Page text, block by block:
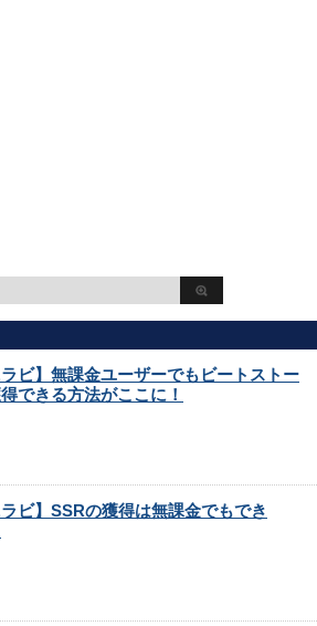
ラビ】無課金ユーザーでもビートストー
できる方法がここに！
ラビ】SSRの獲得は無課金でもでき